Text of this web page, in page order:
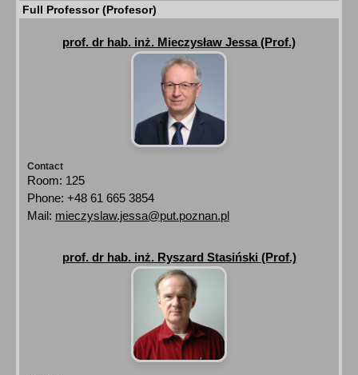
Full Professor (Profesor)
prof. dr hab. inż. Mieczysław Jessa (Prof.)
Contact
Room: 125
Phone: +48 61 665 3854
Mail: mieczyslaw.jessa@put.poznan.pl
prof. dr hab. inż. Ryszard Stasiński (Prof.)